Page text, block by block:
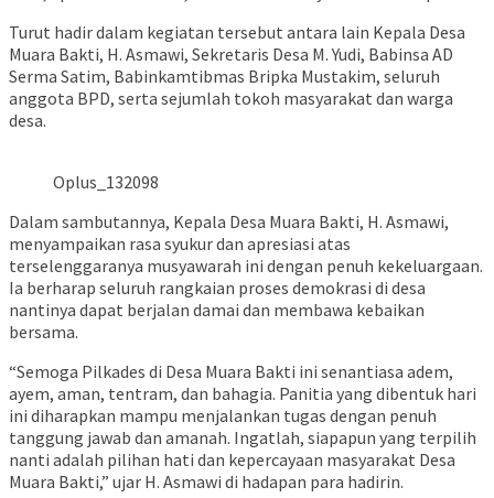
Turut hadir dalam kegiatan tersebut antara lain Kepala Desa
Muara Bakti, H. Asmawi, Sekretaris Desa M. Yudi, Babinsa AD
Serma Satim, Babinkamtibmas Bripka Mustakim, seluruh
anggota BPD, serta sejumlah tokoh masyarakat dan warga
desa.
Oplus_132098
Dalam sambutannya, Kepala Desa Muara Bakti, H. Asmawi,
menyampaikan rasa syukur dan apresiasi atas
terselenggaranya musyawarah ini dengan penuh kekeluargaan.
Ia berharap seluruh rangkaian proses demokrasi di desa
nantinya dapat berjalan damai dan membawa kebaikan
bersama.
“Semoga Pilkades di Desa Muara Bakti ini senantiasa adem,
ayem, aman, tentram, dan bahagia. Panitia yang dibentuk hari
ini diharapkan mampu menjalankan tugas dengan penuh
tanggung jawab dan amanah. Ingatlah, siapapun yang terpilih
nanti adalah pilihan hati dan kepercayaan masyarakat Desa
Muara Bakti,” ujar H. Asmawi di hadapan para hadirin.